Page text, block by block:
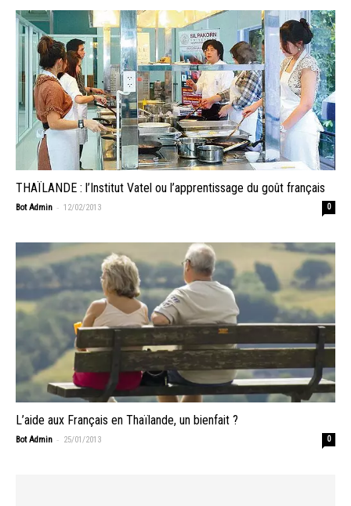
THAÏLANDE : l’Institut Vatel ou l’apprentissage du goût français
Bot Admin - 12/02/2013 0
L’aide aux Français en Thaïlande, un bienfait ?
Bot Admin - 25/01/2013 0